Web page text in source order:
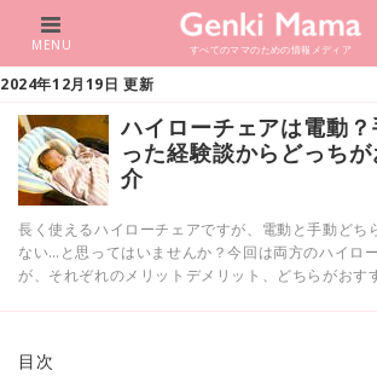
すべてのママのための情報メディア
MENU
2024年12月19日 更新
ハイローチェアは電動
った経験談からどっち
介
長く使えるハイローチェアですが、電動と手動どち
ない…と思ってはいませんか？今回は両方のハイロ
が、それぞれのメリットデメリット、どちらがおす
目次